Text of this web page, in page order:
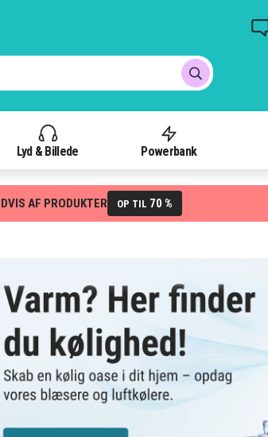
Lyd & Billede Powerbank
AF PRODUKTER OP TIL 70 %